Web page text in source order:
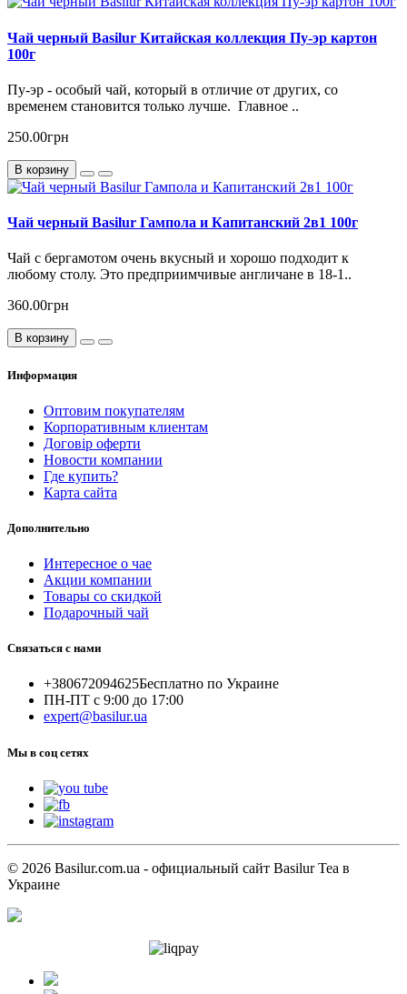
Чай черный Basilur Китайская коллекция Пу-эр картон
100г
Пу-эр - особый чай, который в отличие от других, со
временем становится только лучше. Главное ..
250.00грн
В корзину
Чай черный Basilur Гампола и Капитанский 2в1 100г
Чай с бергамотом очень вкусный и хорошо подходит к
любому столу. Это предприимчивые англичане в 18-1..
360.00грн
В корзину
Информация
Оптовим покупателям
Корпоративным клиентам
Договір оферти
Новости компании
Где купить?
Карта сайта
Дополнительно
Интересное о чае
Акции компании
Товары со скидкой
Подарочный чай
Связаться с нами
+380672094625Бесплатно по Украине
ПН-ПТ с 9:00 до 17:00
expert@basilur.ua
Мы в соц сетях
© 2026 Basilur.com.ua - официальный сайт Basilur Tea в
Украине